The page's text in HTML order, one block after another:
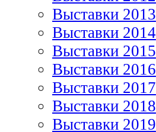
Выставки 2013
Выставки 2014
Выставки 2015
Выставки 2016
Выставки 2017
Выставки 2018
Выставки 2019